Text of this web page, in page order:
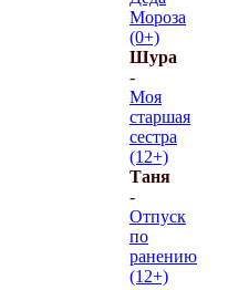
Мороза
(0+)
Шура
-
Моя
старшая
сестра
(12+)
Таня
-
Отпуск
по
ранению
(12+)